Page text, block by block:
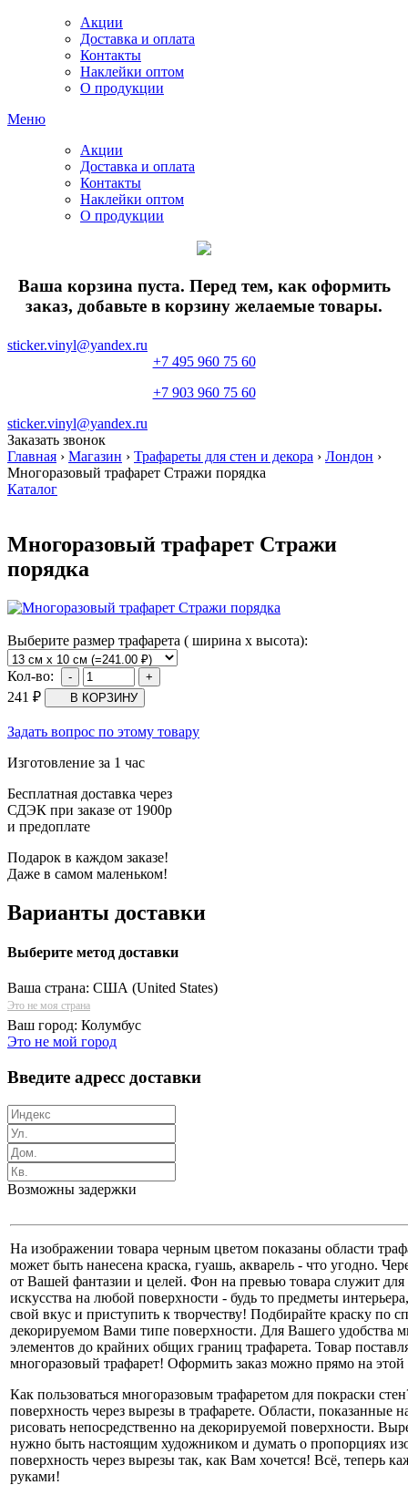
Акции
Доставка и оплата
Контакты
Наклейки оптом
О продукции
Меню
Акции
Доставка и оплата
Контакты
Наклейки оптом
О продукции
Ваша корзина пуста. Перед тем, как оформить
заказ, добавьте в корзину желаемые товары.
sticker.vinyl@yandex.ru
+7 495 960 75 60
+7 903 960 75 60
sticker.vinyl@yandex.ru
Заказать звонок
Главная › Магазин › Трафареты для стен и декора › Лондон ›
Многоразовый трафарет Стражи порядка
Каталог
Многоразовый трафарет Стражи
порядка
Выберите размер трафарета ( ширина х высота):
Кол-во:
241 ₽
Задать вопрос по этому товару
Изготовление за 1 час
Бесплатная доставка через
СДЭК при заказе от 1900р
и предоплате
Подарок в каждом заказе!
Даже в самом маленьком!
Варианты доставки
Выберите метод доставки
Ваша страна: США (United States)
Это не моя страна
Ваш город: Колумбус
Это не мой город
Введите адресс доставки
Возможны задержки
На изображении товара черным цветом показаны области
может быть нанесена краска, гуашь, акварель - что угодно.
от Вашей фантазии и целей. Фон на превью товара служит
искусства на любой поверхности - будь то предметы
свой вкус и приступить к творчеству! Подбирайте краску по
декорируемом Вами типе поверхности. Для Вашего удобства
элементов до крайних общих границ трафарета. Товар
многоразовый трафарет! Оформить заказ можно прямо на этой
Как пользоваться многоразовым трафаретом для покраски
поверхность через вырезы в трафарете. Области,
рисовать непосредственно на декорируемой поверхности.
нужно быть настоящим художником и думать о пропорциях
поверхность через вырезы так, как Вам хочется! Всё, теперь
руками!